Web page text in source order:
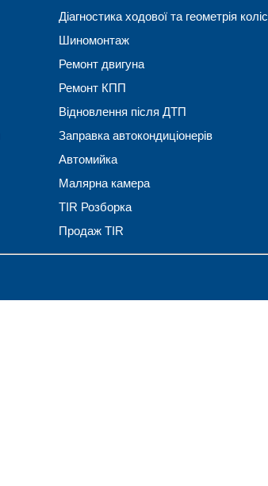
Діагностика ходової та геометрія коліс
Шиномонтаж
Ремонт двигуна
Ремонт КПП
Відновлення після ДТП
Заправка автокондиціонерів
Автомийка
Малярна камера
TIR Розборка
Продаж TIR